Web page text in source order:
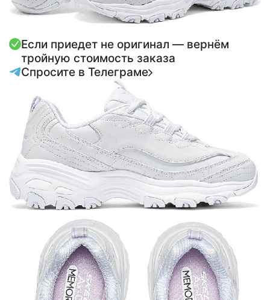
Если приедет не оригинал — вернём
тройную стоимость заказа
Спросите в Телеграме